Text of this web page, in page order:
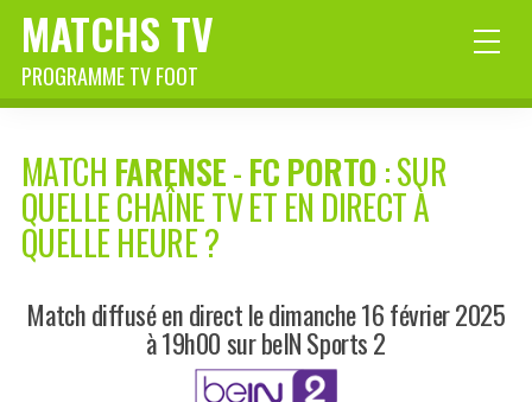
MATCHS TV
PROGRAMME TV FOOT
MATCH FARENSE-FC PORTO: SUR
QUELLE CHAÎNE TV ET EN DIRECT À
QUELLE HEURE ?
Match diffusé en direct le dimanche 16 février 2025
à 19h00 sur beIN Sports 2